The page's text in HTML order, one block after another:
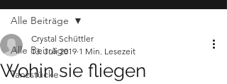
Alle Beiträge
Tanzstücke
Alle Beiträge
Wohin sie fliegen
Crystal Schüttler
13. Juli 2019 1 Min. Lesezeit